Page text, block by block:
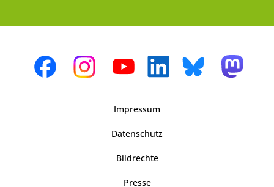
Impressum
Datenschutz
Bildrechte
Presse